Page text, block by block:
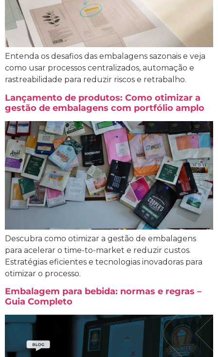
Entenda os desafios das embalagens sazonais e veja
como usar processos centralizados, automação e
rastreabilidade para reduzir riscos e retrabalho.
Lançamento de produtos: Como otimizar a
gestão de embalagens com portfólio amplo
Descubra como otimizar a gestão de embalagens
para acelerar o time-to-market e reduzir custos.
Estratégias eficientes e tecnologias inovadoras para
otimizar o processo.
Embalagem para bebida: normas e regras –
Guia Completo